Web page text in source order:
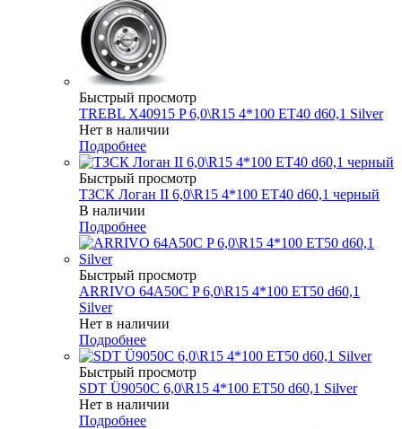
Быстрый просмотр
TREBL X40915 P 6,0\R15 4*100 ET40 d60,1 Silver
Нет в наличии
Подробнее
Быстрый просмотр
ТЗСК Логан II 6,0\R15 4*100 ET40 d60,1 черный
В наличии
Подробнее
Быстрый просмотр
ARRIVO 64A50C P 6,0\R15 4*100 ET50 d60,1
Silver
Нет в наличии
Подробнее
Быстрый просмотр
SDT Ü9050C 6,0\R15 4*100 ET50 d60,1 Silver
Нет в наличии
Подробнее